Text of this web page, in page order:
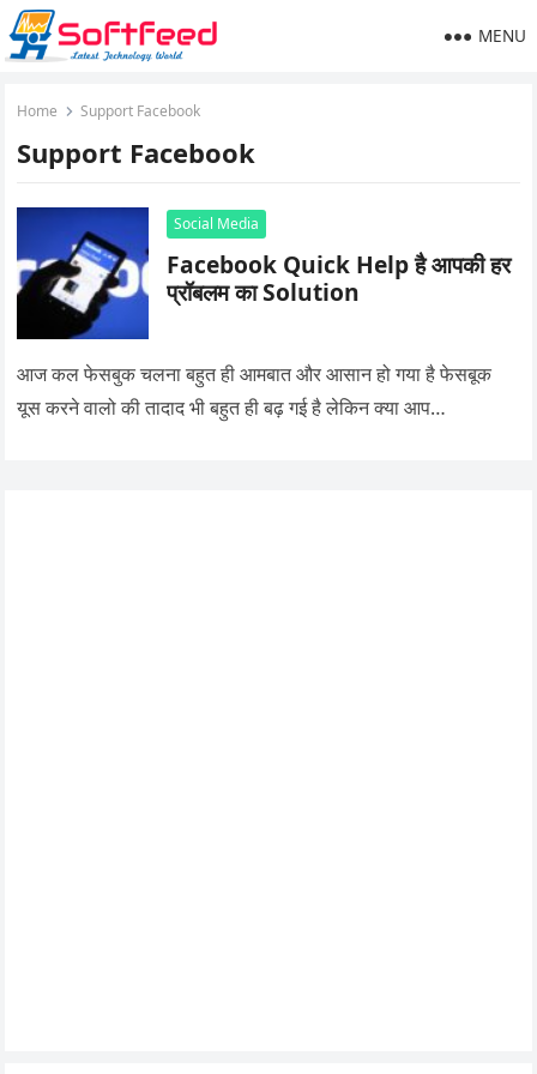
MENU
Home Support Facebook
Support Facebook
Social Media
Facebook Quick Help है आपकी हर
प्रॉबलम का Solution
आज कल फेसबुक चलना बहुत ही आमबात और आसान हो गया है फेसबूक
यूस करने वालो की तादाद भी बहुत ही बढ़ गई है लेकिन क्या आप…